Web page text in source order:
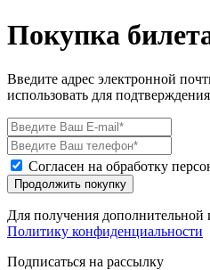
Покупка
Введите адрес электронной
использовать для
Согласен на обработку
Продолжить покупку
Для получения
Политику конфиденциальности
Подписаться на рассылку